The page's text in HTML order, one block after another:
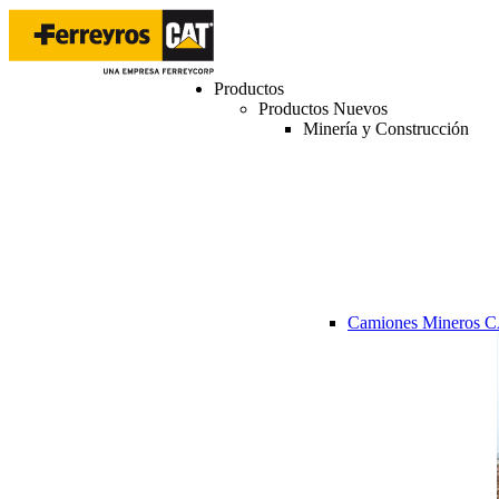
Productos
Productos Nuevos
Minería y Construcción
Camiones Mineros